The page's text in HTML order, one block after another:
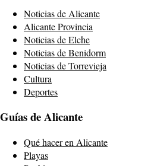
Noticias de Alicante
Alicante Provincia
Noticias de Elche
Noticias de Benidorm
Noticias de Torrevieja
Cultura
Deportes
Guías de Alicante
Qué hacer en Alicante
Playas